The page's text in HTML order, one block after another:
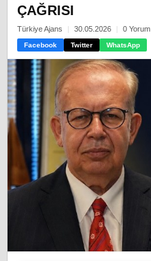
ÇAĞRISI
Türkiye Ajans 30.05.2026 0 Yorum
Facebook Twitter WhatsApp